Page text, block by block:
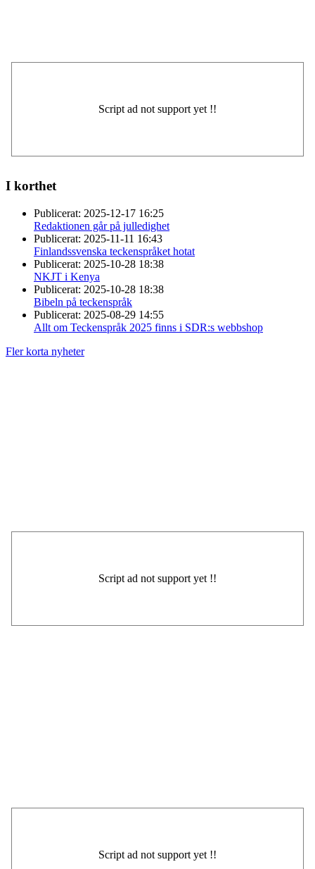
I korthet
Publicerat: 2025-12-17 16:25
Redaktionen går på julledighet
Publicerat: 2025-11-11 16:43
Finlandssvenska teckenspråket hotat
Publicerat: 2025-10-28 18:38
NKJT i Kenya
Publicerat: 2025-10-28 18:38
Bibeln på teckenspråk
Publicerat: 2025-08-29 14:55
Allt om Teckenspråk 2025 finns i SDR:s webbshop
Fler korta nyheter